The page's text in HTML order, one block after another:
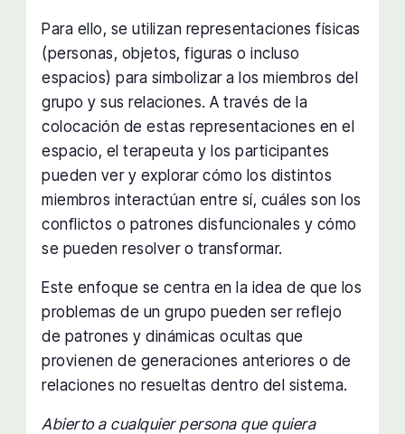
Para ello, se utilizan representaciones físicas
(personas, objetos, figuras o incluso
espacios) para simbolizar a los miembros del
grupo y sus relaciones. A través de la
colocación de estas representaciones en el
espacio, el terapeuta y los participantes
pueden ver y explorar cómo los distintos
miembros interactúan entre sí, cuáles son los
conflictos o patrones disfuncionales y cómo
se pueden resolver o transformar.
Este enfoque se centra en la idea de que los
problemas de un grupo pueden ser reflejo
de patrones y dinámicas ocultas que
provienen de generaciones anteriores o de
relaciones no resueltas dentro del sistema.
Abierto a cualquier persona que quiera